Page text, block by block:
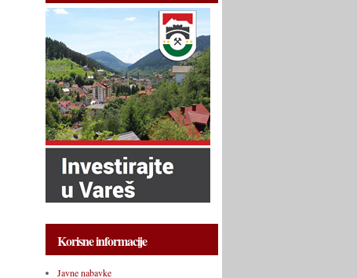
Korisne informacije
Javne nabavke